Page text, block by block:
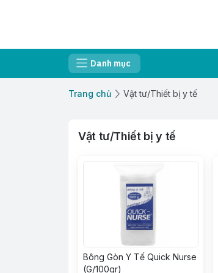
Danh mục
Trang chủ Vật tư/Thiết bị y tế
Vật tư/Thiết bị y tế
Bông Gòn Y Tế Quick Nurse
(G/100gr)